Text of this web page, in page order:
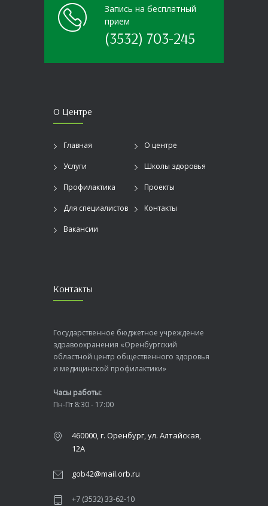
Запись на бесплатный
прием
(3532) 703-245
О Центре
Главная О центре
Услуги Школы здоровья
Профилактика Проекты
Для специалистов Контакты
Вакансии
Контакты
Государственное бюджетное учреждение
здравоохранения «Оренбургский
областной центр общественного здоровья
и медицинской профилактики»
Часы работы:
Пн-Пт 8:30 - 17:00
460000, г. Оренбург, ул. Алтайская,
12А
gob42@mail.orb.ru
+7 (3532) 33-62-10